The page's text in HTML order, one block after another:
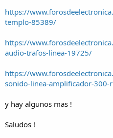
https://
templo-85389/
https://
audio-trafos-linea-19725/
https://
sonido-linea-amplificador-300-
y hay algunos mas !
Saludos !